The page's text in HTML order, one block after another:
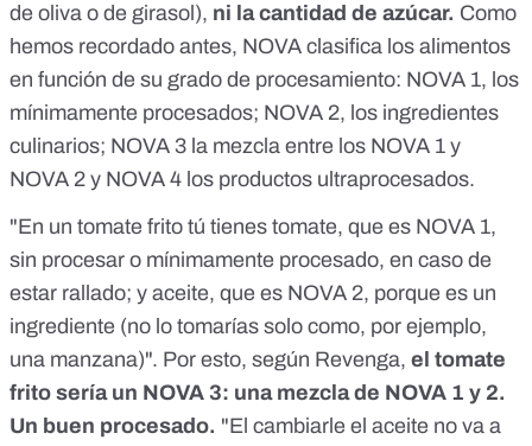
de oliva o de girasol), ni la cantidad de azúcar. Como
hemos recordado antes, NOVA clasifica los alimentos
en función de su grado de procesamiento: NOVA 1, los
mínimamente procesados; NOVA 2, los ingredientes
culinarios; NOVA 3 la mezcla entre los NOVA 1 y
NOVA 2 y NOVA 4 los productos ultraprocesados.
"En un tomate frito tú tienes tomate, que es NOVA 1,
sin procesar o mínimamente procesado, en caso de
estar rallado; y aceite, que es NOVA 2, porque es un
ingrediente (no lo tomarías solo como, por ejemplo,
una manzana)". Por esto, según Revenga, el tomate
frito sería un NOVA 3: una mezcla de NOVA 1 y 2.
Un buen procesado. "El cambiarle el aceite no va a